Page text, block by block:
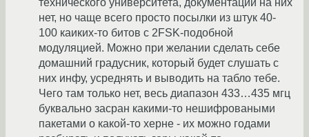
технического университета, документации на них
нет, но чаще всего просто посылки из штук 40-
100 каиких-то битов с 2FSK-подобной
модуляцией. Можно при желании сделать себе
домашний градусник, который будет слушать с
них инфу, усреднять и выводить на табло тебе.
Чего там только нет, весь диапазон 433…435 мгц
буквально засран какими-то нешифроваными
пакетами о какой-то херне - их можно годами